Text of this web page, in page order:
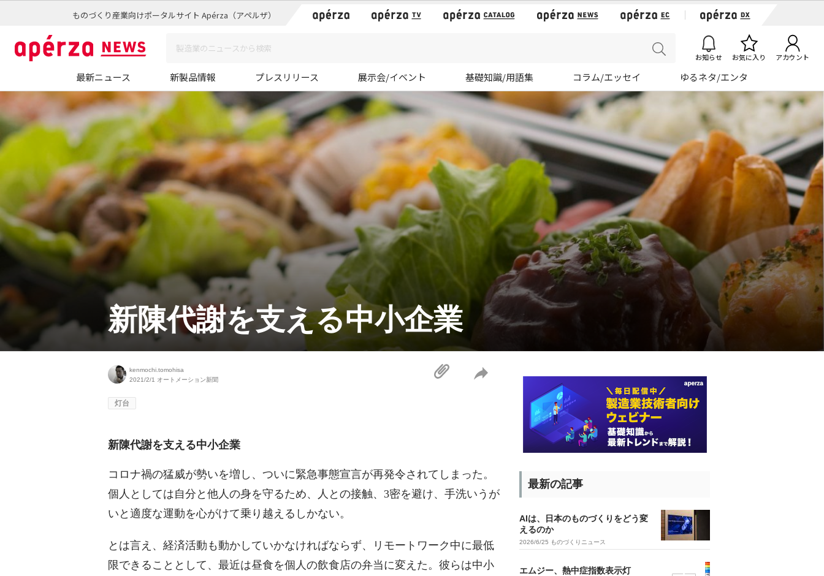
ものづくり産業向けポータルサイト Apérza（アペルザ）
お知らせ お気に入り アカウント
最新ニュース 新製品情報 プレスリリース 展示会/イベント 基礎知識/用語集 コラム/エッセイ ゆるネタ/エンタ
新陳代謝を支える中小企業
kenmochi.tomohisa
2021/2/1 オートメーション新聞
灯台
新陳代謝を支える中小企業
コロナ禍の猛威が勢いを増し、ついに緊急事態宣言が再発令されてしまった。
個人としては自分と他人の身を守るため、人との接触、3密を避け、手洗いうが
いと適度な運動を心がけて乗り越えるしかない。
とは言え、経済活動も動かしていかなければならず、リモートワーク中に最低
限できることとして、最近は昼食を個人の飲食店の弁当に変えた。彼らは中小
最新の記事
AIは、日本のものづくりをどう変
えるのか
2026/6/25 ものづくりニュース
エムジー、熱中症指数表示灯